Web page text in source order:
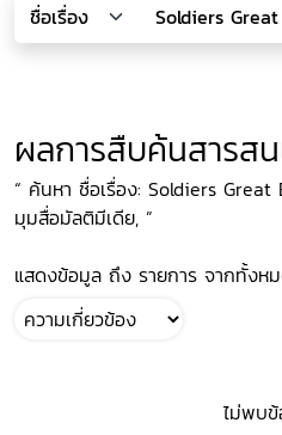
ผลการสืบค้นสารส
“ ค้นหา ชื่อเรื่อง: Soldiers
มุมสื่อมัลติมีเดีย, ”
แสดงข้อมูล ถึง รายการ จากทั้งห
ไม่พบ